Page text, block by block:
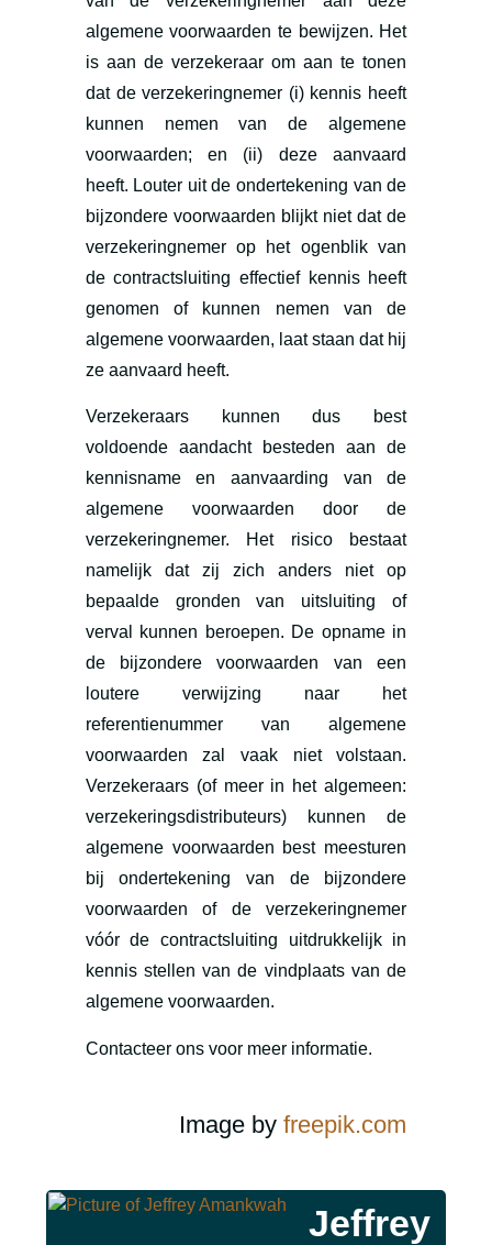
algemene voorwaarden te bewijzen. Het
is aan de verzekeraar om aan te tonen
dat de verzekeringnemer (i) kennis heeft
kunnen nemen van de algemene
voorwaarden; en (ii) deze aanvaard
heeft. Louter uit de ondertekening van de
bijzondere voorwaarden blijkt niet dat de
verzekeringnemer op het ogenblik van
de contractsluiting effectief kennis heeft
genomen of kunnen nemen van de
algemene voorwaarden, laat staan dat hij
ze aanvaard heeft.
Verzekeraars kunnen dus best
voldoende aandacht besteden aan de
kennisname en aanvaarding van de
algemene voorwaarden door de
verzekeringnemer. Het risico bestaat
namelijk dat zij zich anders niet op
bepaalde gronden van uitsluiting of
verval kunnen beroepen. De opname in
de bijzondere voorwaarden van een
loutere verwijzing naar het
referentienummer van algemene
voorwaarden zal vaak niet volstaan.
Verzekeraars (of meer in het algemeen:
verzekeringsdistributeurs) kunnen de
algemene voorwaarden best meesturen
bij ondertekening van de bijzondere
voorwaarden of de verzekeringnemer
vóór de contractsluiting uitdrukkelijk in
kennis stellen van de vindplaats van de
algemene voorwaarden.
Contacteer ons voor meer informatie.
Image byfreepik.com
Jeffrey